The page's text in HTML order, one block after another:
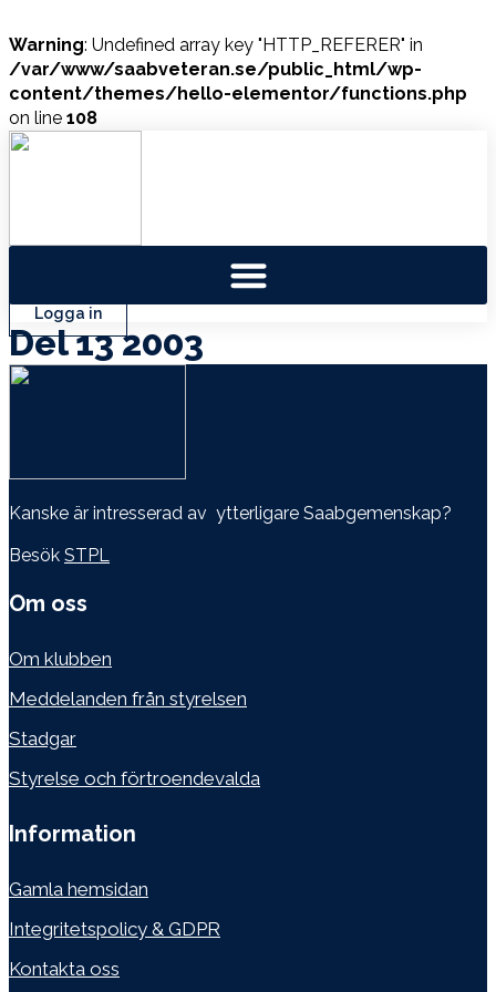
Warning: Undefined array key "HTTP_REFERER" in
/var/www/saabveteran.se/public_html/wp-
content/themes/hello-elementor/functions.php
on line 108
Hoppa
Logga in
Del 13 2003
Kanske är intresserad av ytterligare Saabgemenskap?
Besök STPL
Om oss
Om klubben
Meddelanden från styrelsen
Stadgar
Styrelse och förtroendevalda
Information
Gamla hemsidan
Integritetspolicy & GDPR
Kontakta oss